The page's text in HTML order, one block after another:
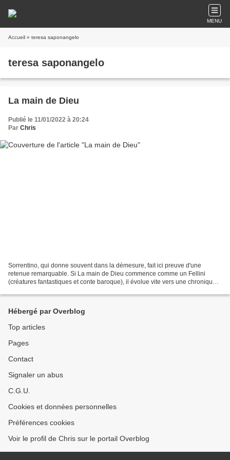
MENU
Accueil » teresa saponangelo
teresa saponangelo
La main de Dieu
Publié le 11/01/2022 à 20:24
Par Chris
Sorrentino, qui donne souvent dans la démesure, fait ici preuve d'une
retenue remarquable. Si La main de Dieu commence comme un Fellini
(créatures fantastiques et conte baroque), il évolue vite vers une chronique
Hébergé par Overblog
Top articles
Pages
Contact
Signaler un abus
C.G.U.
Cookies et données personnelles
Préférences cookies
Voir le profil de Chris sur le portail Overblog